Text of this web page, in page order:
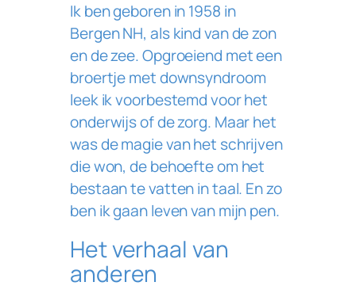
Ik ben geboren in 1958 in
Bergen NH, als kind van de zon
en de zee. Opgroeiend met een
broertje met downsyndroom
leek ik voorbestemd voor het
onderwijs of de zorg. Maar het
was de magie van het schrijven
die won, de behoefte om het
bestaan te vatten in taal. En zo
ben ik gaan leven van mijn pen.
Het verhaal van
anderen